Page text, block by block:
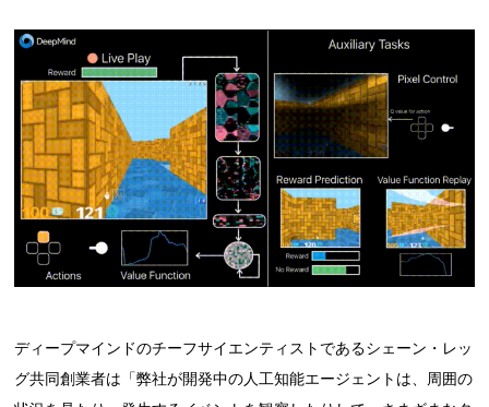
ディープマインドのチーフサイエンティストであるシェーン・レッ
グ共同創業者は「弊社が開発中の人工知能エージェントは、周囲の